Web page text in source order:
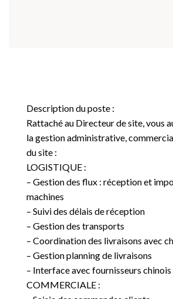
Description du poste :
Rattaché au Directeur de site, vous
la gestion administrative,
du site :
LOGISTIQUE :
– Gestion des flux : réception et
machines
– Suivi des délais de réception
– Gestion des transports
– Coordination des livraisons avec
– Gestion planning de livraisons
– Interface avec fournisseurs chinois
COMMERCIALE :